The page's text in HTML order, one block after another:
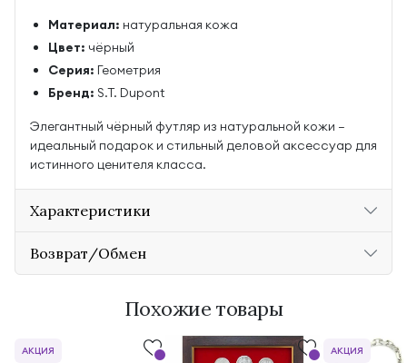
Материал: натуральная кожа
Цвет: чёрный
Серия: Геометрия
Бренд: S.T. Dupont
Элегантный чёрный футляр из натуральной кожи —
идеальный подарок и стильный деловой аксессуар для
истинного ценителя класса.
Характеристики
Возврат/Обмен
Похожие товары
АКЦИЯ АКЦИЯ